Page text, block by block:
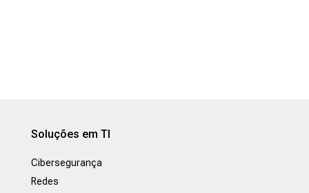
Soluções em TI
Cibersegurança
Redes